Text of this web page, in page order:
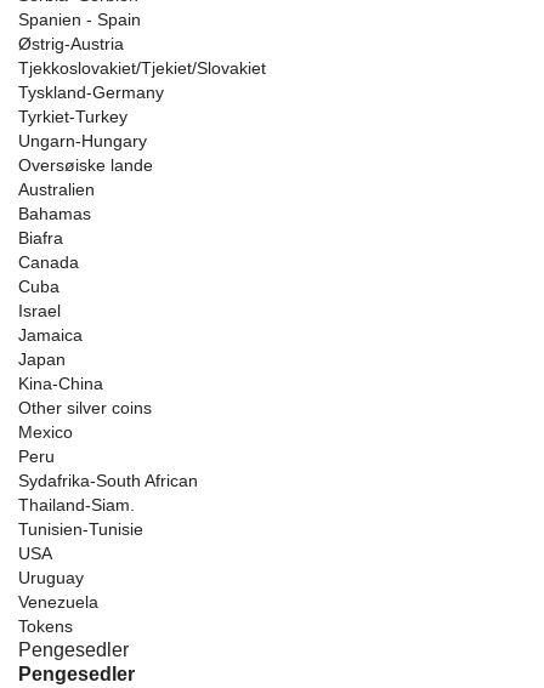
Spanien - Spain
Østrig-Austria
Tjekkoslovakiet/Tjekiet/Slovakiet
Tyskland-Germany
Tyrkiet-Turkey
Ungarn-Hungary
Oversøiske lande
Australien
Bahamas
Biafra
Canada
Cuba
Israel
Jamaica
Japan
Kina-China
Other silver coins
Mexico
Peru
Sydafrika-South African
Thailand-Siam.
Tunisien-Tunisie
USA
Uruguay
Venezuela
Tokens
Pengesedler
Pengesedler